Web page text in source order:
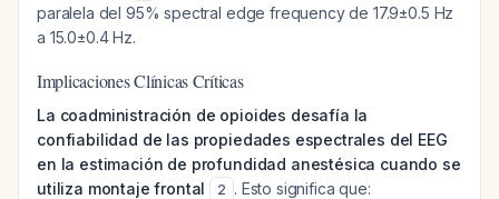
paralela del 95% spectral edge frequency de 17.9±0.5 Hz
a 15.0±0.4 Hz.
Implicaciones Clínicas Críticas
La coadministración de opioides desafía la
confiabilidad de las propiedades espectrales del EEG
en la estimación de profundidad anestésica cuando se
utiliza montaje frontal
2 . Esto significa que: